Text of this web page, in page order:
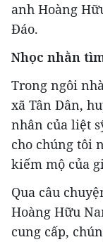
anh Hoàng
Đáo.
Nhọc nhằn
Trong ngôi
xã Tân Dân,
nhân của liệt
cho chúng tôi
kiếm mộ của
Qua câu
Hoàng Hữu
cung cấp,